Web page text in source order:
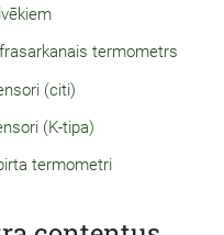
termometrs
(citi)
(K-tipa)
termometri